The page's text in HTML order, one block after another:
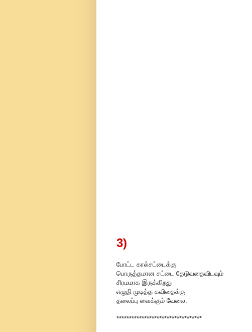
3)
போட்ட கால்சட்டைக்கு
பொருத்தமான சட்டை தேடுவதைவிடவும்
சிரமமாக இருக்கிறது
எழுதி முடித்த கவிதைக்கு
தலைப்பு வைக்கும் வேலை.
**********************************